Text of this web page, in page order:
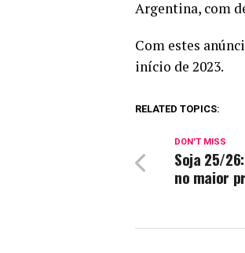
Argentina, com
Com estes
início de 2023.
RELATED TOPICS:
DON'T MISS
Soja 25/
no maior